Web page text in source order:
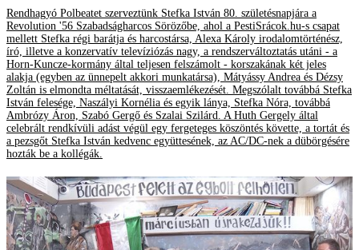
Rendhagyó Polbeatet szerveztünk Stefka István 80. születésnapjára a
Revolution '56 Szabadságharcos Sörözőbe, ahol a PestiSrácok.hu-s csapat
mellett Stefka régi barátja és harcostársa, Alexa Károly irodalomtörténész,
író, illetve a konzervatív televíziózás nagy, a rendszerváltoztatás utáni - a
Horn-Kuncze-kormány által teljesen felszámolt - korszakának két jeles
alakja (egyben az ünnepelt akkori munkatársa), Mátyássy Andrea és Dézsy
Zoltán is elmondta méltatását, visszaemlékezését. Megszólalt továbbá Stefka
István felesége, Naszályi Kornélia és egyik lánya, Stefka Nóra, továbbá
Ambrózy Áron, Szabó Gergő és Szalai Szilárd. A Huth Gergely által
celebrált rendkívüli adást végül egy fergeteges köszöntés követte, a tortát és
a pezsgőt Stefka István kedvenc együttesének, az AC/DC-nek a dübörgésére
hozták be a kollégák.